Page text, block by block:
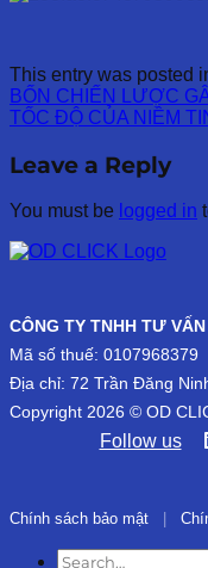
This entry was posted
BỐN CHIẾN LƯỢC
TỐC ĐỘ CỦA NIỀM
Leave a Reply
You must be logged in
CÔNG TY TNHH TƯ
Mã số thuế: 0107968379
Địa chỉ: 72 Trần Đăng
Copyright 2026 © OD
Follow us
Chính sách bảo mật